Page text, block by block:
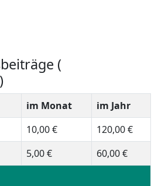
(
im Monat
im Jahr
10,00 €
120,00 €
5,00 € 60,00 €